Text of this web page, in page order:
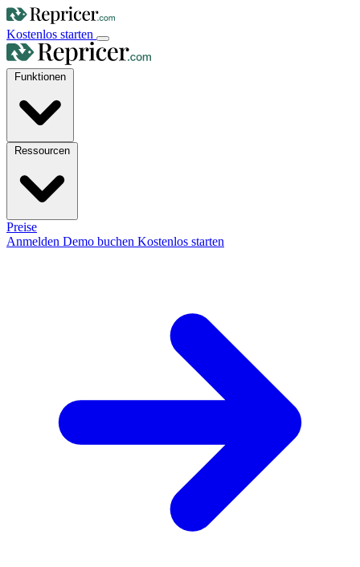
Kostenlos starten
Preise
Anmelden Demo buchen Kostenlos starten